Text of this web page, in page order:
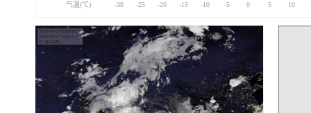
气温(℃) -30 -25 -20 -15 -10 -5 0 5 10